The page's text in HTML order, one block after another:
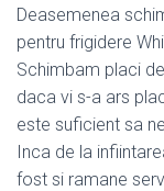
Deasemenea
pentru frigidere
Schimbam placi
daca vi s-a ars
este suficient sa
Inca de la
fost si ramane